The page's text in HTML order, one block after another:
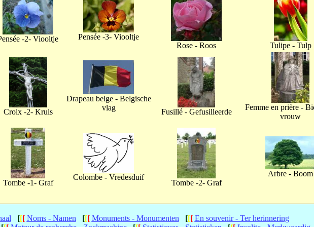
-2- Viooltje
Pensée -3- Viooltje
Rose - Roos
Tulipe - Tulp
Croix -2- Kruis
Drapeau belge - Belgische
vlag
Fusillé - Gefusilleerde
Femme en prière -
vrouw
Tombe -1- Graf
Colombe - Vredesduif
Tombe -2- Graf
Arbre - Boom
[[[ Noms - Namen [[[ Monuments - Monumenten [[[ En souvenir - Ter herinnering